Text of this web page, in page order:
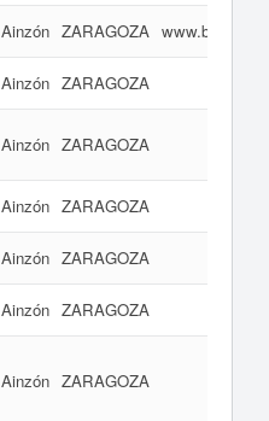
Ainzón ZARAGOZA
Ainzón ZARAGOZA
Ainzón ZARAGOZA
Ainzón ZARAGOZA
Ainzón ZARAGOZA
Ainzón ZARAGOZA
Ainzón ZARAGOZA